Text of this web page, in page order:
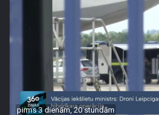
pirms 3 dienām, 20 stundām